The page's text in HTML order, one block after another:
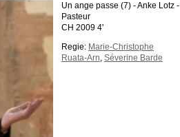
Un ange passe (7) - Anke Lotz -
Pasteur
CH 2009 4'
Regie: Marie-Christophe
Ruata-Arn Séverine Barde